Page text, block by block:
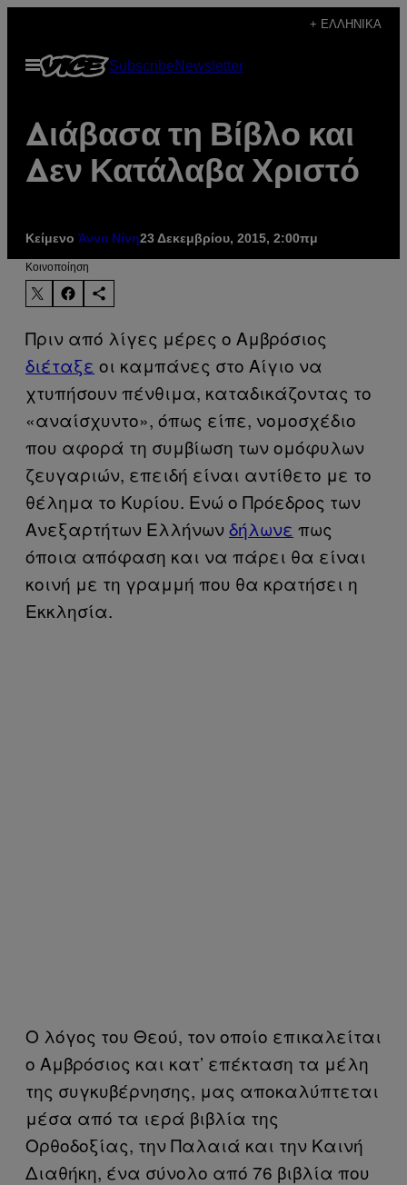
περιεχόμενο
+ ΕΛΛΗΝΙΚΆ
Ανοίξτε
το
SubscribeNewsletter
Διάβασα τη Βίβλο και
Δεν Κατάλαβα Χριστό
Κείμενο Άννα Νίνη23 Δεκεμβρίου, 2015, 2:00πμ
Kοινοποίηση
Πριν από λίγες μέρες ο Αμβρόσιος
διέταξε οι καμπάνες στο Αίγιο να
χτυπήσουν πένθιμα, καταδικάζοντας το
«αναίσχυντο», όπως είπε, νομοσχέδιο
που αφορά τη συμβίωση των ομόφυλων
ζευγαριών, επειδή είναι αντίθετο με το
θέλημα το Κυρίου. Ενώ ο Πρόεδρος των
Ανεξαρτήτων Ελλήνων δήλωνε πως
όποια απόφαση και να πάρει θα είναι
κοινή με τη γραμμή που θα κρατήσει η
Εκκλησία.
Ο λόγος του Θεού, τον οποίο επικαλείται
ο Αμβρόσιος και κατ’ επέκταση τα μέλη
της συγκυβέρνησης, μας αποκαλύπτεται
μέσα από τα ιερά βιβλία της
Ορθοδοξίας, την Παλαιά και την Καινή
Διαθήκη, ένα σύνολο από 76 βιβλία που